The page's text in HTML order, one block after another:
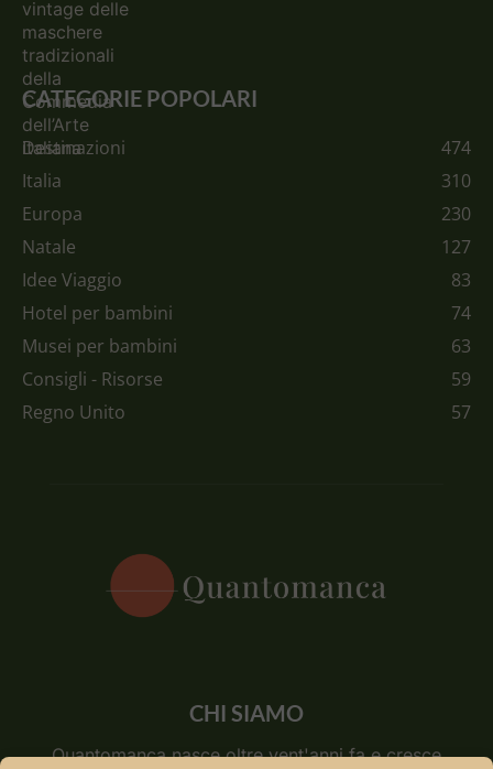
CATEGORIE POPOLARI
Destinazioni
474
Italia
310
Europa
230
Natale
127
Idee Viaggio
83
Hotel per bambini
74
Musei per bambini
63
Consigli - Risorse
59
Regno Unito
57
CHI SIAMO
Quantomanca nasce oltre vent'anni fa e cresce